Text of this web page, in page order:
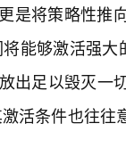
是将策略性
能够激活强
出足以毁灭
活条件也往